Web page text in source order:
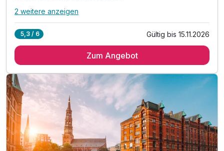
Alle Inklusivleistungen
4 x reichhaltiges Frühstück vom Buffet
inkl. Late Check out bis 14.00 Uhr
inkl. W-LAN Nutzung im Hotel & Zimmer
inkl. Kinder bis 5 Jahren kostenfrei
2 weitere anzeigen
5,3 / 6 Gültig bis 15.11.2026
Zum Angebot